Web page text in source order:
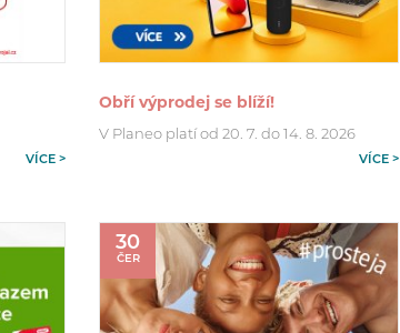
VÍCE >
Obří výprodej se blíží!
V Planeo platí od 20. 7. do 14. 8. 2026
VÍCE >
30
ČER